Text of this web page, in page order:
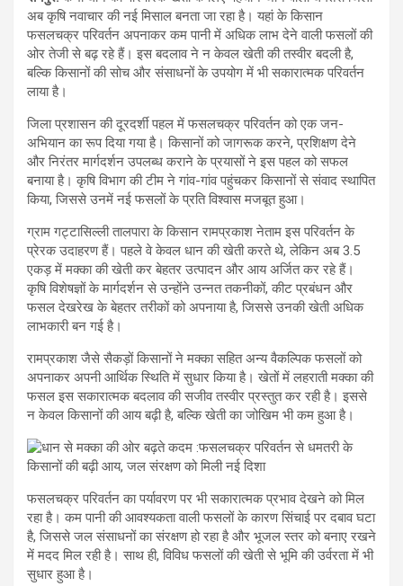
अब कृषि नवाचार की नई मिसाल बनता जा रहा है। यहां के किसान
फसलचक्र परिवर्तन अपनाकर कम पानी में अधिक लाभ देने वाली फसलों की
ओर तेजी से बढ़ रहे हैं। इस बदलाव ने न केवल खेती की तस्वीर बदली है,
बल्कि किसानों की सोच और संसाधनों के उपयोग में भी सकारात्मक परिवर्तन
लाया है।
जिला प्रशासन की दूरदर्शी पहल में फसलचक्र परिवर्तन को एक जन-
अभियान का रूप दिया गया है। किसानों को जागरूक करने, प्रशिक्षण देने
और निरंतर मार्गदर्शन उपलब्ध कराने के प्रयासों ने इस पहल को सफल
बनाया है। कृषि विभाग की टीम ने गांव-गांव पहुंचकर किसानों से संवाद स्थापित
किया, जिससे उनमें नई फसलों के प्रति विश्वास मजबूत हुआ।
ग्राम गट्टासिल्ली तालपारा के किसान रामप्रकाश नेताम इस परिवर्तन के
प्रेरक उदाहरण हैं। पहले वे केवल धान की खेती करते थे, लेकिन अब 3.5
एकड़ में मक्का की खेती कर बेहतर उत्पादन और आय अर्जित कर रहे हैं।
कृषि विशेषज्ञों के मार्गदर्शन से उन्होंने उन्नत तकनीकों, कीट प्रबंधन और
फसल देखरेख के बेहतर तरीकों को अपनाया है, जिससे उनकी खेती अधिक
लाभकारी बन गई है।
रामप्रकाश जैसे सैकड़ों किसानों ने मक्का सहित अन्य वैकल्पिक फसलों को
अपनाकर अपनी आर्थिक स्थिति में सुधार किया है। खेतों में लहराती मक्का की
फसल इस सकारात्मक बदलाव की सजीव तस्वीर प्रस्तुत कर रही है। इससे
न केवल किसानों की आय बढ़ी है, बल्कि खेती का जोखिम भी कम हुआ है।
फसलचक्र परिवर्तन का पर्यावरण पर भी सकारात्मक प्रभाव देखने को मिल
रहा है। कम पानी की आवश्यकता वाली फसलों के कारण सिंचाई पर दबाव घटा
है, जिससे जल संसाधनों का संरक्षण हो रहा है और भूजल स्तर को बनाए रखने
में मदद मिल रही है। साथ ही, विविध फसलों की खेती से भूमि की उर्वरता में भी
सुधार हुआ है।